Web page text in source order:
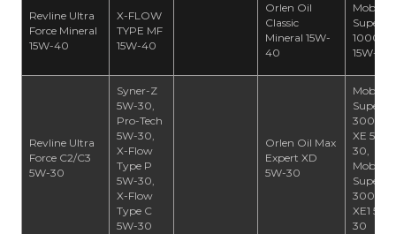
Revline Ultra
Force Mineral
15W-40
X-FLOW
TYPE MF
15W-40
Orlen Oil
Classic
Mineral 15W-
40
Mobil
Super
1000 X1
15W-40
Revline Ultra
Force C2/C3
5W-30
Syner-Z
5W-30,
Pro-Tech
5W-30,
X-Flow
Type P
5W-30,
X-Flow
Type C
5W-30
Orlen Oil Max
Expert XD
5W-30
Mobil
Super
3000
XE 5W-
30,
Mobil
Super
3000
XE1 5W-
30